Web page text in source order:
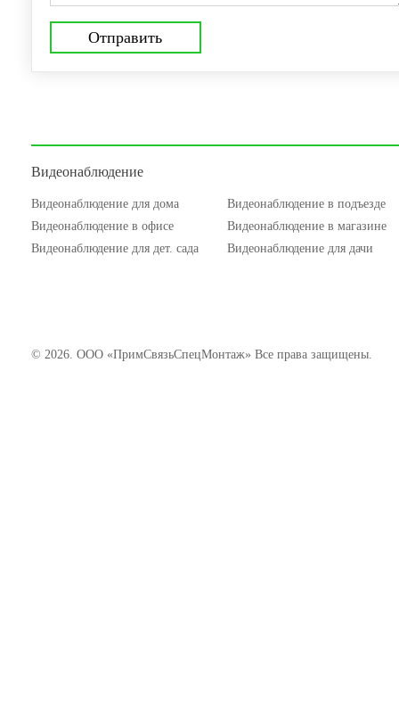
Видеонаблюдение
Видеонаблюдение для дома
Видеонаблюдение в подъезде
Видеонаблюдение в офисе
Видеонаблюдение в магазине
Видеонаблюдение для дет. сада
Видеонаблюдение для дачи
© 2026. ООО «ПримСвязьСпецМонтаж» Все права защищены.